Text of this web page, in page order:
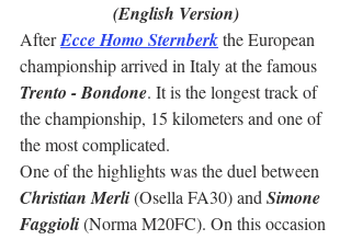
(English Version)
After Ecce Homo Sternberk the European
championship arrived in Italy at the famous
Trento - Bondone. It is the longest track of
the championship, 15 kilometers and one of
the most complicated.
One of the highlights was the duel between
Christian Merli (Osella FA30) and Simone
Faggioli (Norma M20FC). On this occasion